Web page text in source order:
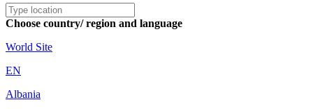
Choose country/ region and language
World Site
EN
Albania